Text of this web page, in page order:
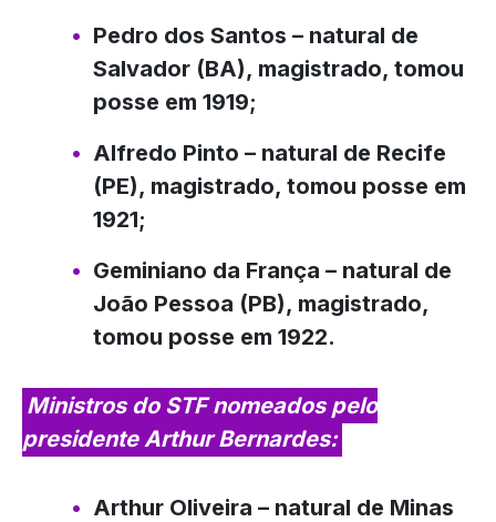
Pedro dos Santos – natural de
Salvador (BA), magistrado, tomou
posse em 1919;
Alfredo Pinto – natural de Recife
(PE), magistrado, tomou posse em
1921;
Geminiano da França – natural de
João Pessoa (PB), magistrado,
tomou posse em 1922.
Ministros do STF nomeados pelo
presidente Arthur Bernardes:
Arthur Oliveira – natural de Minas